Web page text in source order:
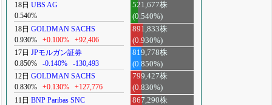
18日 UBS AG
0.540%
521,677株
(0.540%)
18日 GOLDMAN SACHS
0.930%
+0.100% +92,406
891,833株
(0.930%)
17日 JPモルガン証券
0.850%
-0.140% -130,493
819,778株
(0.850%)
12日 GOLDMAN SACHS
0.830%
+0.130% +127,776
799,427株
(0.830%)
11日 BNP Paribas SNC
867,290株